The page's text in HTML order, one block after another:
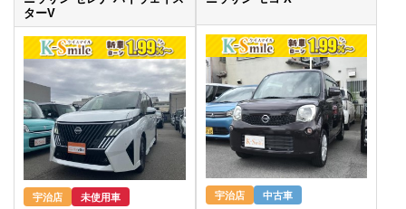
ターV
宇治店 未使用車 宇治店 中古車